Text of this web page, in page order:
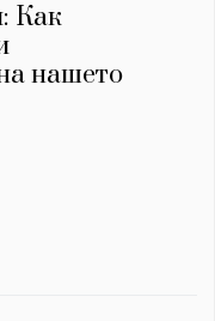
Как
нашето